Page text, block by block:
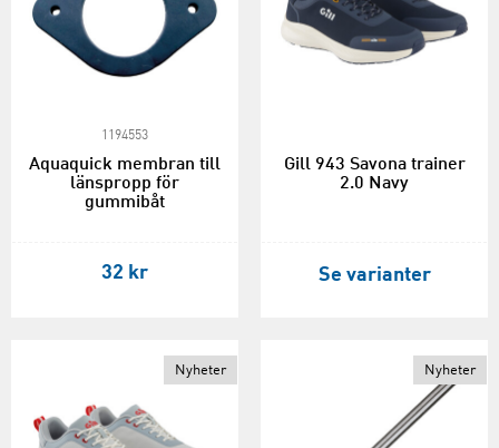
1194553
Aquaquick membran till
länspropp för
gummibåt
32 kr
Gill 943 Savona trainer
2.0 Navy
Se varianter
Nyheter Nyheter